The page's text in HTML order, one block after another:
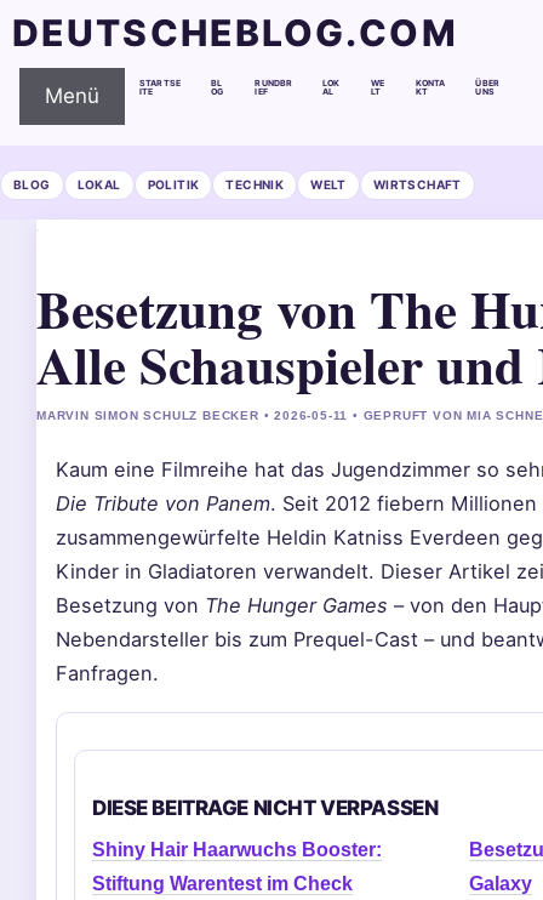
DEUTSCHEBLOG.COM
Menü
STARTSE
ITE
BL
OG
RUNDBR
IEF
LOK
AL
WE
LT
KONTA
KT
ÜBER
UNS
BLOG LOKAL POLITIK TECHNIK WELT WIRTSCHAFT
Besetzung von The
Alle Schauspieler und
MARVIN SIMON SCHULZ BECKER • 2026-05-11 • GEPRUFT VON MIA
Kaum eine Filmreihe hat das Jugendzimmer so
Die Tribute von Panem. Seit 2012 fiebern
zusammengewürfelte Heldin Katniss Everdeen
Kinder in Gladiatoren verwandelt. Dieser Artikel
Besetzung von The Hunger Games – von den
Nebendarsteller bis zum Prequel-Cast – und
Fanfragen.
DIESE BEITRAGE NICHT VERPASSEN
Shiny Hair Haarwuchs Booster:
Stiftung Warentest im Check
Galaxy